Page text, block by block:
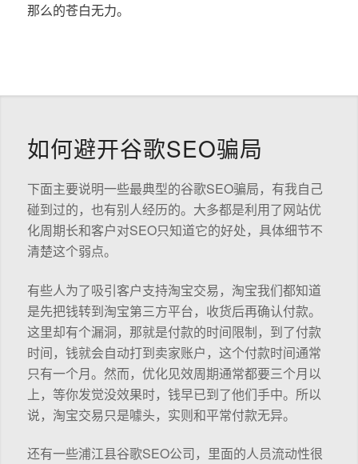
那么的苍白无力。
如何避开谷歌SEO骗局
下面主要说明一些最典型的谷歌SEO骗局，有我自己
碰到过的，也有别人经历的。大多都是利用了网站优
化周期长和客户对SEO只知道它的好处，具体细节不
清楚这个弱点。
有些人为了吸引客户支持淘宝交易，淘宝我们都知道
是先把钱转到淘宝第三方平台，收货后再确认付款。
这里却有个漏洞，那就是付款的时间限制，到了付款
时间，钱就会自动打到卖家账户，这个付款时间通常
只有一个月。然而，优化见效周期通常都要三个月以
上，等你发觉没效果时，钱早已到了他们手中。所以
说，淘宝交易只是噱头，实则和平常付款无异。
还有一些浦江县谷歌SEO公司，里面的人员流动性很